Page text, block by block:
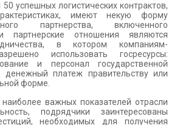
успешных логистических контрактов,
имеют некую форму
партнерства, включенного
партнерские отношения являются
в котором компаниям-
использовать госресурсы:
и персонал государственной
платеж правительству или
форме.
важных показателей отрасли
подрядчики заинтересованы
необходимых для получения